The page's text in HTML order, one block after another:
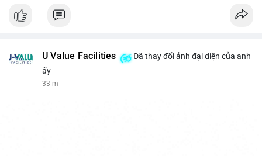
#vlikevn #titanbot
U Value Facilities
Đã thay đổi ảnh đại diện của anh
ấy
33 m